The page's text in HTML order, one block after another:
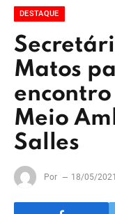
DESTAQUE
Matos
Meio
Salles
Por 18/05/2021